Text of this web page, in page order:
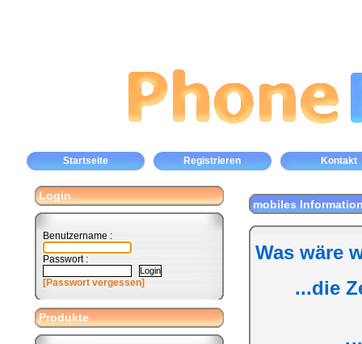
Startseite Registrieren Kontakt
Login
Benutzername :
Passwort :
[Passwort vergessen]
Produkte
mobiles
Was wäre
...die